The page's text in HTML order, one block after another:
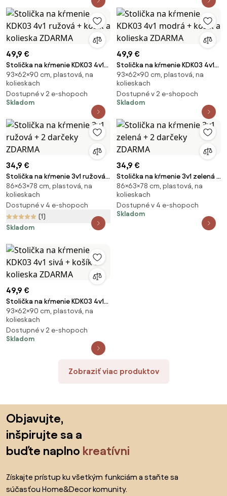
49,9 €
Stolička na kŕmenie KDK03 4v1
ružová + košík a kolieska
ZDARMA
93×62×90 cm, plastová, na
kolieskach
Dostupné v 2 e-shopoch
Skladom
49,9 €
Stolička na kŕmenie KDK03 4v1
modrá + košík a kolieska
ZDARMA
93×62×90 cm, plastová, na
kolieskach
Dostupné v 2 e-shopoch
Skladom
34,9 €
Stolička na kŕmenie 3v1 ružová
+ 2 darčeky ZDARMA
86×63×78 cm, plastová, na
kolieskach
Dostupné v 4 e-shopoch
(1)
Skladom
34,9 €
Stolička na kŕmenie 3v1 zelená +
2 darčeky ZDARMA
86×63×78 cm, plastová, na
kolieskach
Dostupné v 4 e-shopoch
Skladom
49,9 €
Stolička na kŕmenie KDK03 4v1
sivá + košík a kolieska ZDARMA
93×62×90 cm, plastová, na
kolieskach
Dostupné v 2 e-shopoch
Skladom
Zobraziť viac produktov
Objavujte,
inšpirujte sa a
buďte naplno kreatívni
Získajte prístup ku všetkým funkciám a staňte sa
súčasťou Home&Decor komunity.